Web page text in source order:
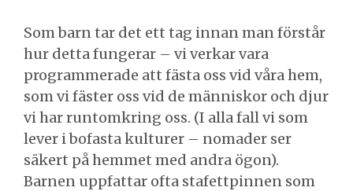
Som barn tar det ett tag innan man förstår
hur detta fungerar – vi verkar vara
programmerade att fästa oss vid våra hem,
som vi fäster oss vid de människor och djur
vi har runtomkring oss. (I alla fall vi som
lever i bofasta kulturer – nomader ser
säkert på hemmet med andra ögon).
Barnen uppfattar ofta stafettpinnen som